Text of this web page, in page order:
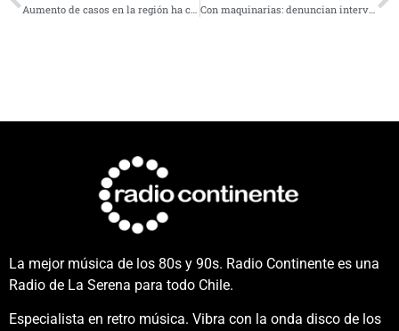
Con maquinarias: denuncian intervención ilegal de Río Grande en Monte Patria
La mejor música de los 80s y 90s. Radio Continente es una
Radio de La Serena para todo Chile.
Especialista en retro música. Vibra con la onda disco de los